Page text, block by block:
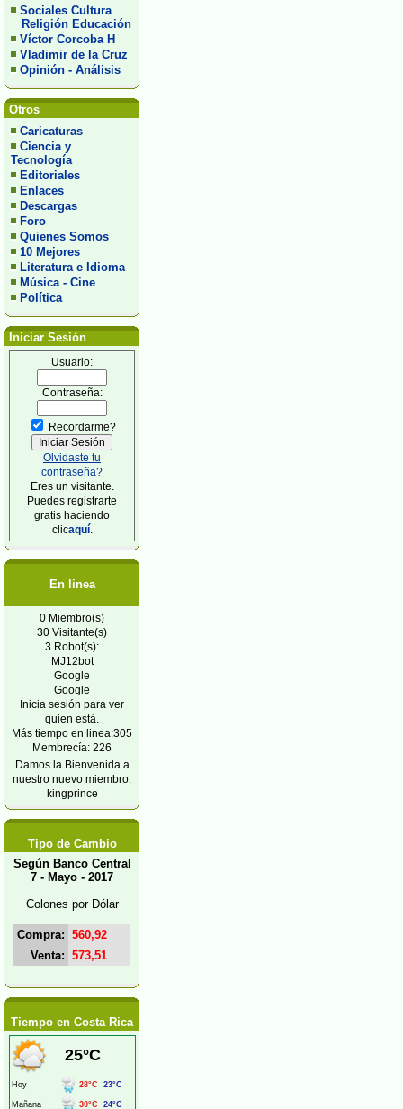
Sociales Cultura
Religión Educación
Víctor Corcoba H
Vladimir de la Cruz
Opinión - Análisis
Otros
Caricaturas
Ciencia y
Tecnología
Editoriales
Enlaces
Descargas
Foro
Quienes Somos
10 Mejores
Literatura e Idioma
Música - Cine
Política
Iniciar Sesión
Usuario:
Contraseña:
Recordarme?
Olvidaste tu
contraseña?
Eres un visitante.
Puedes registrarte
gratis haciendo
clicaquí.
En linea
0 Miembro(s)
30 Visitante(s)
3 Robot(s):
MJ12bot
Google
Google
Inicia sesión para ver
quien está.
Más tiempo en linea:305
Membrecía: 226
Damos la Bienvenida a
nuestro nuevo miembro:
kingprince
Tipo de Cambio
Según Banco Central
7 - Mayo - 2017
Colones por Dólar
Compra: 560,92
Venta: 573,51
Tiempo en Costa Rica